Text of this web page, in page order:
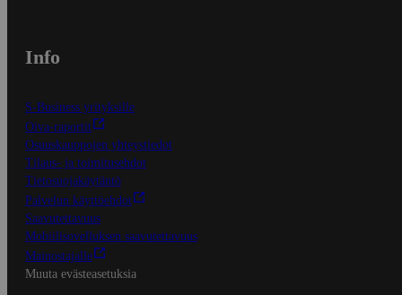
Info
S-Business yrityksille
Oiva-raportit
Osuuskauppojen yhteystiedot
Tilaus- ja toimitusehdot
Tietosuojakäytäntö
Palvelun käyttöehdot
Saavutettavuus
Mobiilisovelluksen saavutettavuus
Mainostajalle
Muuta evästeasetuksia